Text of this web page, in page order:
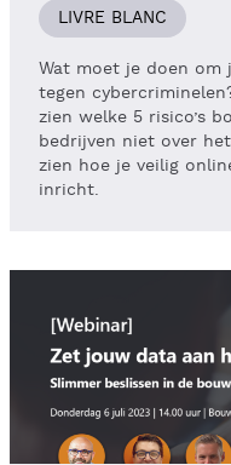
LIVRE BLANC
Wat moet je doen om
tegen
zien welke 5 risico’s
bedrijven niet over
zien hoe je veilig
inricht.